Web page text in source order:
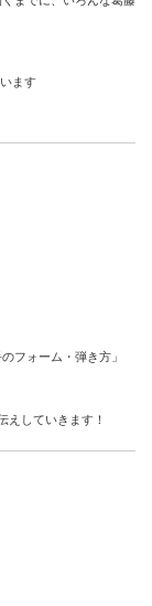
ます
フォーム・弾き方」
えしていきます！